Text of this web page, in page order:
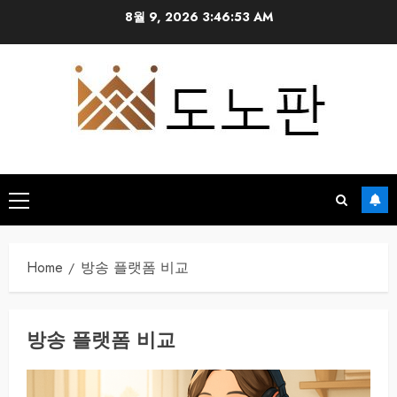
8월 9, 2026 3:46:53 AM
Primary
Menu
Home 방송 플랫폼 비교
방송 플랫폼 비교